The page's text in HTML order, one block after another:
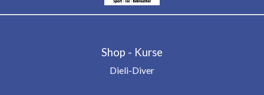
Shop - Kurse
Dieli-Diver